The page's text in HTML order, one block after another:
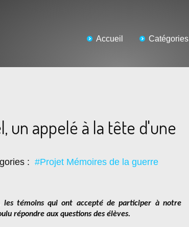
Accueil Catégories
un appelé à la tête d'une
: #Projet Mémoires de la guerre
les témoins qui ont accepté de participer à notre
répondre aux questions des élèves.